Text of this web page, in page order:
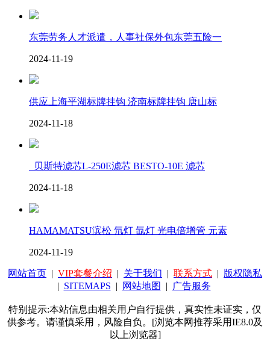
东莞劳务人才派遣，人事社保外包东莞五险一
2024-11-19
供应上海平湖标牌挂钩 济南标牌挂钩 唐山标
2024-11-18
贝斯特滤芯L-250E滤芯 BESTO-10E 滤芯
2024-11-18
HAMAMATSU滨松 氘灯 氙灯 光电倍增管 元素
2024-11-19
网站首页 | VIP套餐介绍 | 关于我们 | 联系方式 | 版权隐私
| SITEMAPS | 网站地图 | 广告服务
特别提示:本站信息由相关用户自行提供，真实性未证实，仅
供参考。请谨慎采用，风险自负。[浏览本网推荐采用IE8.0及
以上浏览器]